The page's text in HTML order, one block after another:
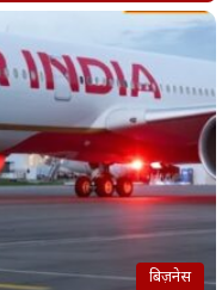
बिज़नेस